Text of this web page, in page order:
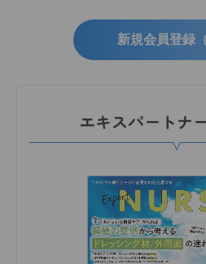
新規会員登録
エキスパートナ